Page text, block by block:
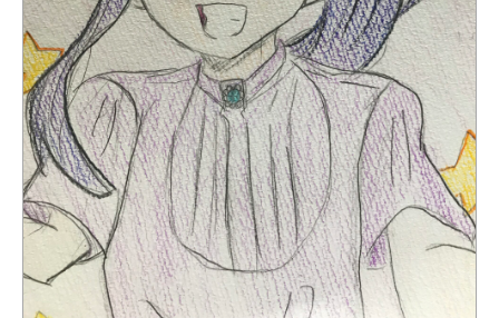
読みたい本が
見つかる
本を飛び出して
みんなとおしゃべり
できる掲示板